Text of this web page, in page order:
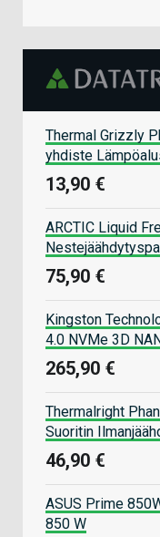
Thermal Grizzly
yhdiste
13,90 €
ARCTIC Liquid
75,90 €
Kingston
4.0 NVMe 3D
265,90 €
Thermalright
Suoritin
46,90 €
ASUS Prime
850 W